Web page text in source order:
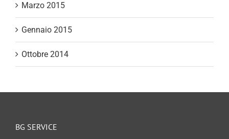
Marzo 2015
Gennaio 2015
Ottobre 2014
BG SERVICE